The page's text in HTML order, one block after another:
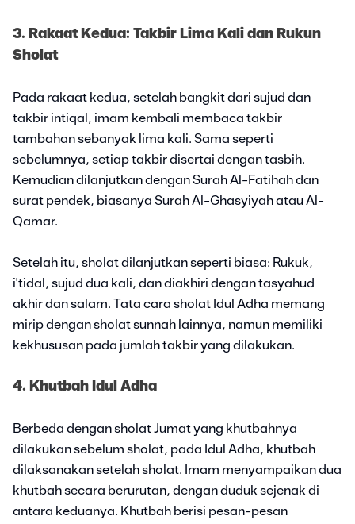
3. Rakaat Kedua: Takbir Lima Kali dan Rukun
Sholat
Pada rakaat kedua, setelah bangkit dari sujud dan
takbir intiqal, imam kembali membaca takbir
tambahan sebanyak lima kali. Sama seperti
sebelumnya, setiap takbir disertai dengan tasbih.
Kemudian dilanjutkan dengan Surah Al-Fatihah dan
surat pendek, biasanya Surah Al-Ghasyiyah atau Al-
Qamar.
Setelah itu, sholat dilanjutkan seperti biasa: Rukuk,
i'tidal, sujud dua kali, dan diakhiri dengan tasyahud
akhir dan salam. Tata cara sholat Idul Adha memang
mirip dengan sholat sunnah lainnya, namun memiliki
kekhususan pada jumlah takbir yang dilakukan.
4. Khutbah Idul Adha
Berbeda dengan sholat Jumat yang khutbahnya
dilakukan sebelum sholat, pada Idul Adha, khutbah
dilaksanakan setelah sholat. Imam menyampaikan dua
khutbah secara berurutan, dengan duduk sejenak di
antara keduanya. Khutbah berisi pesan-pesan